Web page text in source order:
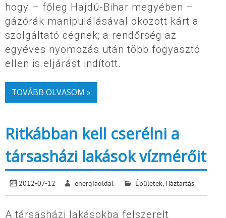
hogy – főleg Hajdú-Bihar megyében –
gázórák manipulálásával okozott kárt a
szolgáltató cégnek; a rendőrség az
egyéves nyomozás után több fogyasztó
ellen is eljárást indított.
TOVÁBB OLVASOM »
Ritkábban kell cserélni a
társasházi lakások vízmérőit
2012-07-12 energiaoldal Épületek, Háztartás
A társasházi lakásokba felszerelt